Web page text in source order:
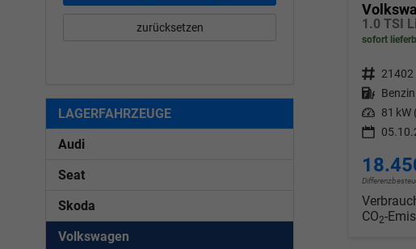
1.0 TSI
sofort
Fahrzeugnr. 21402
Kraftstoff Benzin
Leistung 81 kW
CO2-
zurücksetzen
LAGERFAHRZEUGE
Audi
Seat
Skoda
Volkswagen